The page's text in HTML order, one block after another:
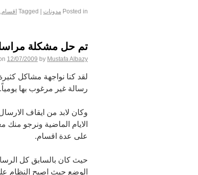
Posted in مدونات Tagged اقسام,
تم حل مشكلة
12/07/2009 by Mustafa Albazy
رسالة غير مرغوب بها يومياً.
وكان لابد من ايقاف
الايام الماضية ونرجو منك
على عدة اقسام.